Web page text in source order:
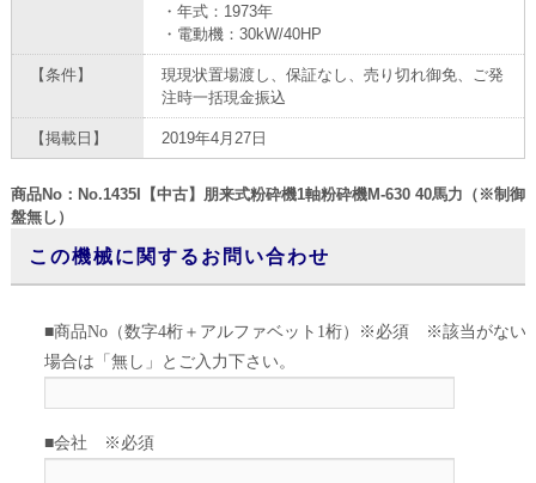
・年式：1973年
・電動機：30kW/40HP
【条件】
現現状置場渡し、保証なし、売り切れ御免、ご発
注時一括現金振込
【掲載日】 2019年4月27日
商品No：No.1435I【中古】朋来式粉砕機1軸粉砕機M-630 40馬力（※制御
盤無し）
この機械に関するお問い合わせ